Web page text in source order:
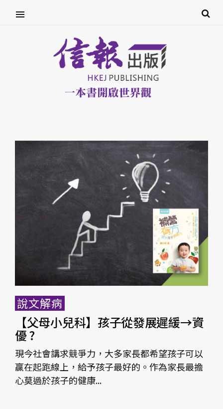
說文解病
【父母小兒科】孩子從發展遲緩→資
優 ?
現今社會講求競爭力，大多家長都希望孩子可以
贏在起跑線上，給予孩子最好的。作為家長最擔
心莫過於孩子的健康...